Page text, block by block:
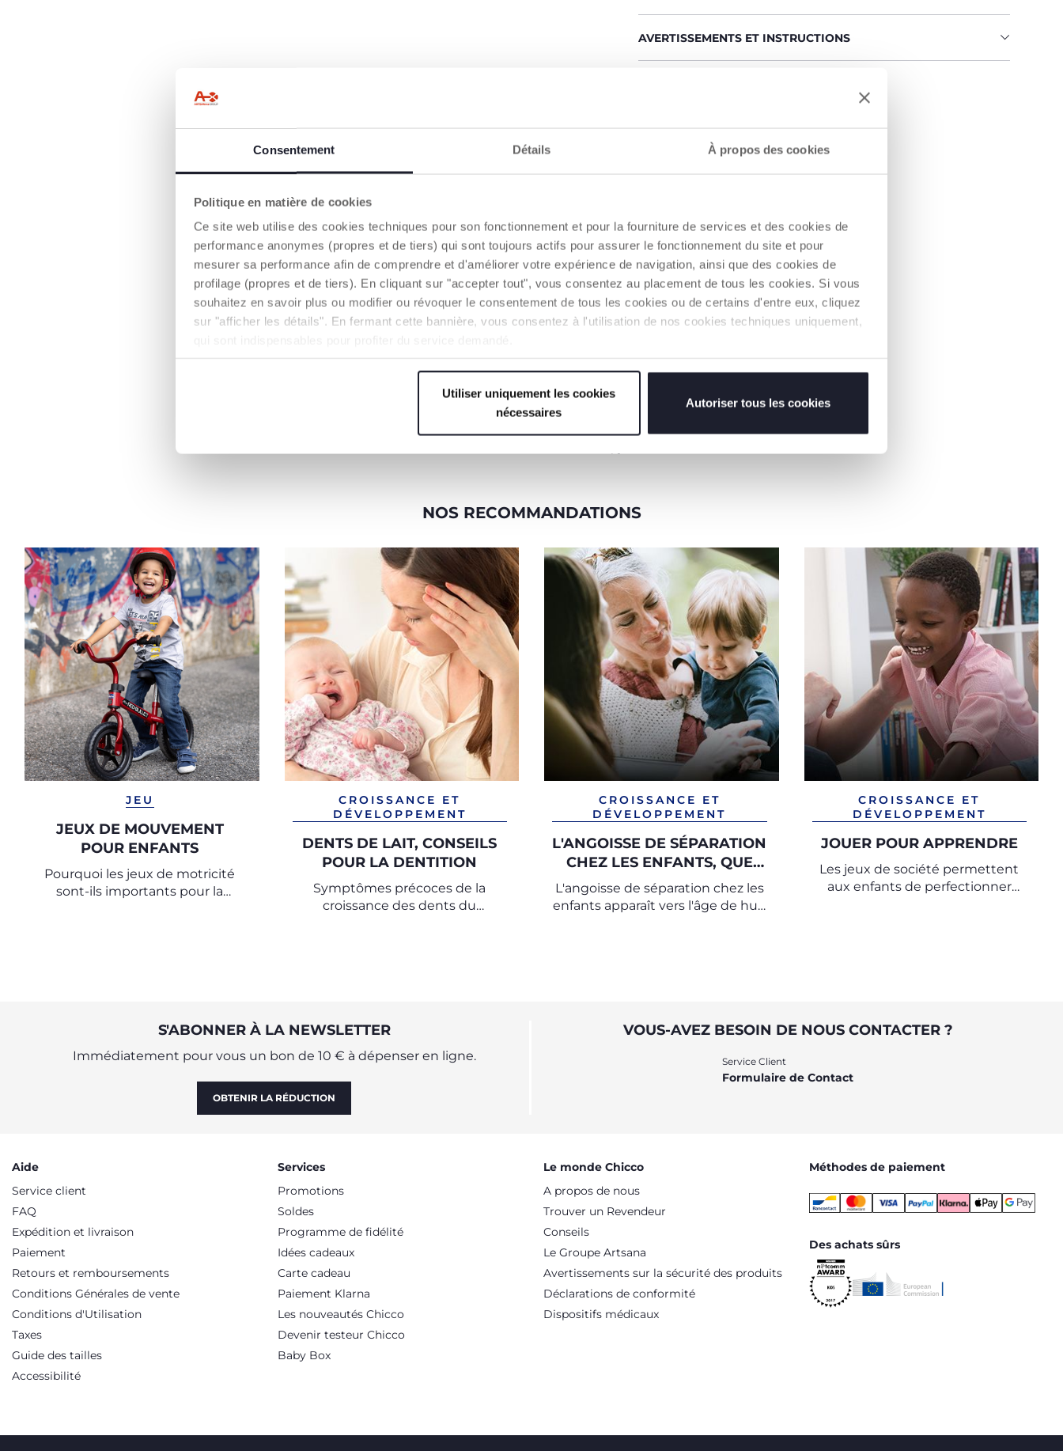
Consentement Détails À propos des cookies
Politique en matière de cookies
Ce site web utilise des cookies techniques pour son fonctionnement et pour la fourniture de services et des cookies de
performance anonymes (propres et de tiers) qui sont toujours actifs pour assurer le fonctionnement du site et pour
mesurer sa performance afin de comprendre et d'améliorer votre expérience de navigation, ainsi que des cookies de
profilage (propres et de tiers). En cliquant sur "accepter tout", vous consentez au placement de tous les cookies. Si vous
souhaitez en savoir plus ou modifier ou révoquer le consentement de tous les cookies ou de certains d'entre eux, cliquez
sur "afficher les détails". En fermant cette bannière, vous consentez à l'utilisation de nos cookies techniques uniquement,
Utiliser uniquement les cookies
nécessaires
Autoriser tous les cookies
AVERTISSEMENTS ET INSTRUCTIONS
Jeu de bowling : Disposez les
quilles et lancez la boule
rouge pour tenter de toutes
les renverser et faire un strike.
Jeu d'empilement : Les quilles
peuvent être divisées en deux
et empilées les unes sur les
autres. Avec ces 12 pièces,
l'enfant peut construire des
NOS RECOMMANDATIONS
JEU
JEUX DE MOUVEMENT
POUR ENFANTS
Pourquoi les jeux de motricité
sont-ils importants pour la
CROISSANCE ET
DÉVELOPPEMENT
DENTS DE LAIT, CONSEILS
POUR LA DENTITION
Symptômes précoces de la
croissance des dents du
CROISSANCE ET
DÉVELOPPEMENT
L'ANGOISSE DE SÉPARATION
CHEZ LES ENFANTS, QUE
FAIRE ?
L'angoisse de séparation chez les
enfants apparaît vers l'âge de huit
CROISSANCE ET
DÉVELOPPEMENT
JOUER POUR APPRENDRE
Les jeux de société permettent
aux enfants de perfectionner
S'ABONNER À LA NEWSLETTER
Immédiatement pour vous un bon de 10 € à dépenser en ligne.
OBTENIR LA RÉDUCTION
VOUS-AVEZ BESOIN DE NOUS CONTACTER ?
Service Client
Formulaire de Contact
Aide
Service client
FAQ
Expédition et livraison
Paiement
Retours et remboursements
Conditions Générales de vente
Conditions d'Utilisation
Taxes
Guide des tailles
Accessibilité
Services
Promotions
Soldes
Programme de fidélité
Idées cadeaux
Carte cadeau
Paiement Klarna
Les nouveautés Chicco
Devenir testeur Chicco
Baby Box
Le monde Chicco
A propos de nous
Trouver un Revendeur
Conseils
Le Groupe Artsana
Avertissements sur la sécurité des produits
Déclarations de conformité
Dispositifs médicaux
Méthodes de paiement
Des achats sûrs